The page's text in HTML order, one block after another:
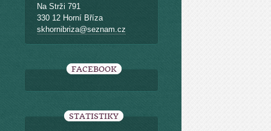
Na Strži 791
330 12 Horní Bříza
skhornibriza@seznam.cz
FACEBOOK
STATISTIKY